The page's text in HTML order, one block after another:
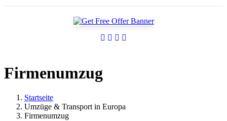
Firmenumzug
Startseite
Umzüge & Transport in Europa
Firmenumzug